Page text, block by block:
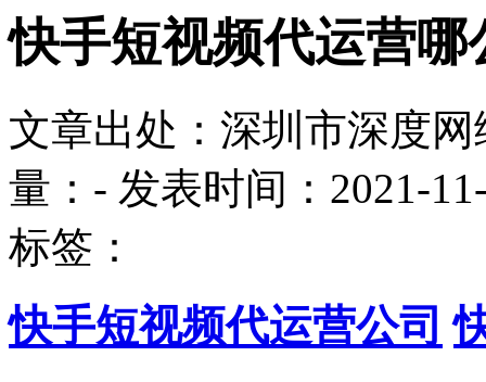
快手短视频代运营哪
文章出处：深圳市深度
量： - 发表时间：2021-
标签：
快手短视频代运营公司